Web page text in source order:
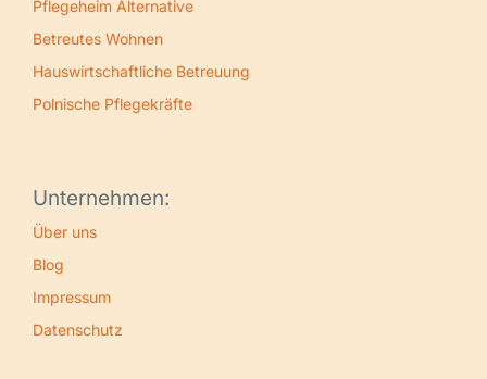
Pflegeheim Alternative
Betreutes Wohnen
Hauswirtschaftliche Betreuung
Polnische Pflegekräfte
Unternehmen:
Über uns
Blog
Impressum
Datenschutz